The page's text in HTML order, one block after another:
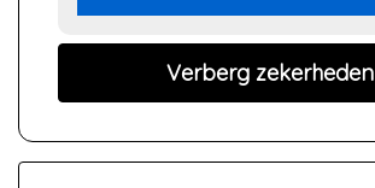
Verberg zekerheden